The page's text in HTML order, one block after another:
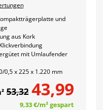
und
aus Kork
mit Umlaufender
0,5 x 225 x 1.220 mm
43,99
53,32
9,33 €/m²gespart